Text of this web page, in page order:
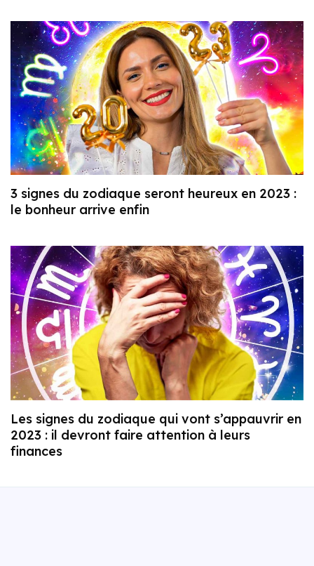
3 signes du zodiaque seront heureux en 2023 :
le bonheur arrive enfin
Les signes du zodiaque qui vont s’appauvrir en
2023 : il devront faire attention à leurs
finances